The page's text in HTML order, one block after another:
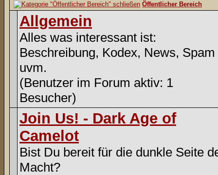
Öffentlicher Bereich
Allgemein
Alles was interessant ist:
Beschreibung, Kodex, News, Spam
uvm.
(Benutzer im Forum aktiv: 1
Besucher)
Join Us! - Dark Age of
Camelot
Bist Du bereit für die dunkle Seite
Macht?